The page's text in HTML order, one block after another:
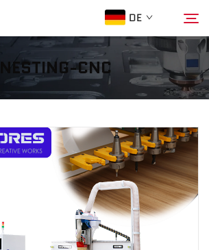
DE
Suche
NESTING-CNC